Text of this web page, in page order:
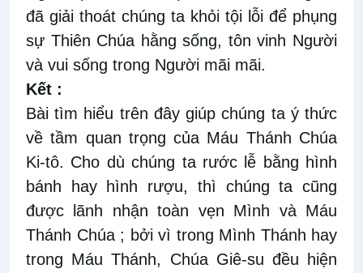
đã giải thoát chúng ta khỏi tội lỗi để phụng
sự Thiên Chúa hằng sống, tôn vinh Người
và vui sống trong Người mãi mãi.
Kết :
Bài tìm hiểu trên đây giúp chúng ta ý thức
về tầm quan trọng của Máu Thánh Chúa
Ki-tô. Cho dù chúng ta rước lễ bằng hình
bánh hay hình rượu, thì chúng ta cũng
được lãnh nhận toàn vẹn Mình và Máu
Thánh Chúa ; bởi vì trong Mình Thánh hay
trong Máu Thánh, Chúa Giê-su đều hiện